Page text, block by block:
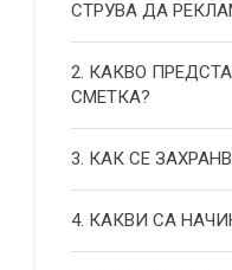
СТРУВА ДА
2. КАКВО
СМЕТКА?
3. КАК СЕ
4. КАКВИ СА